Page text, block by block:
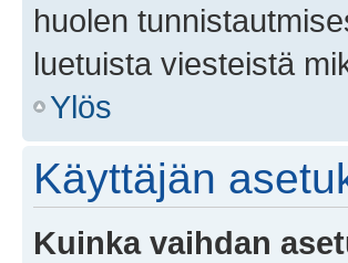
huolen
luetuista viesteistä
Ylös
Käyttäjän
Kuinka vaihdan